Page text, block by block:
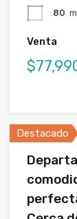
80
Venta
Destacado